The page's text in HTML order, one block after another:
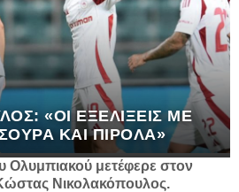
«ΟΙ ΕΞΕΛΊΞΕΙΣ ΜΕ
ΚΑΙ ΠΙΡΌΛΑ»
Ολυμπιακού μετέφερε στον
Νικολακόπουλος.